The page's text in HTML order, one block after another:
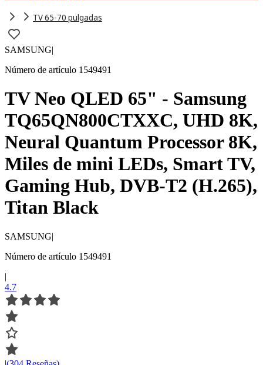
TV 65-70 pulgadas
SAMSUNG|
Número de artículo 1549491
TV Neo QLED 65" - Samsung
TQ65QN800CTXXC, UHD 8K,
Neural Quantum Processor 8K,
Miles de mini LEDs, Smart TV,
Gaming Hub, DVB-T2 (H.265),
Titan Black
SAMSUNG|
Número de artículo 1549491
|
4.7